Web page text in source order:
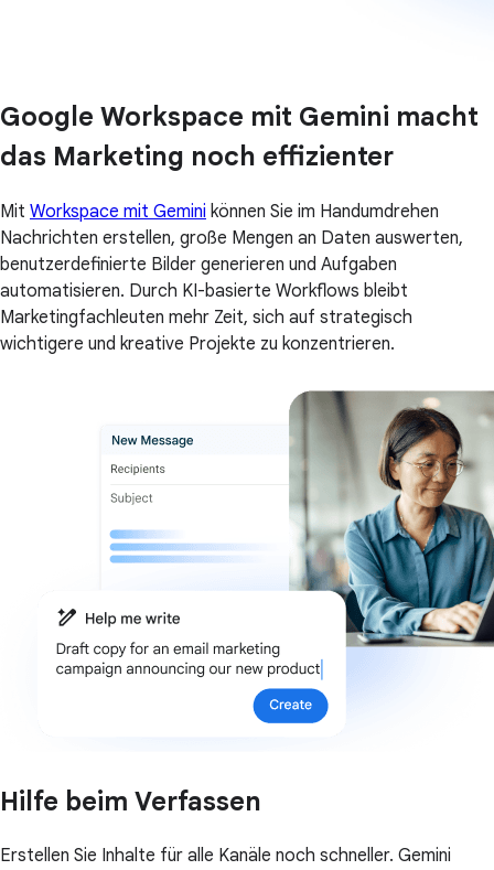
Google Workspace mit Gemini macht
das Marketing noch effizienter
Mit Workspace mit Gemini können Sie im Handumdrehen
Nachrichten erstellen, große Mengen an Daten auswerten,
benutzerdefinierte Bilder generieren und Aufgaben
automatisieren. Durch KI-basierte Workflows bleibt
Marketingfachleuten mehr Zeit, sich auf strategisch
wichtigere und kreative Projekte zu konzentrieren.
Hilfe beim Verfassen
Erstellen Sie Inhalte für alle Kanäle noch schneller. Gemini